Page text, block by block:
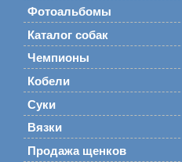
Фотоальбомы
Каталог собак
Чемпионы
Кобели
Суки
Вязки
Продажа щенков